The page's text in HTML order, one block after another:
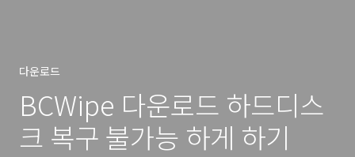
다운로드
BCWipe 다운로드 하드디스
크 복구 불가능 하게 하기